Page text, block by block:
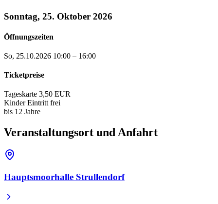
Sonntag, 25. Oktober 2026
Öffnungszeiten
So, 25.10.2026 10:00 – 16:00
Ticketpreise
Tageskarte 3,50 EUR
Kinder Eintritt frei
bis 12 Jahre
Veranstaltungsort und Anfahrt
Hauptsmoorhalle Strullendorf